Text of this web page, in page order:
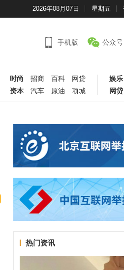
2026年08月07日 星期五
手机版 公众号
时尚 招商 百科
网贷
资本
汽车 原油 项城
娱乐
网贷
热门资讯